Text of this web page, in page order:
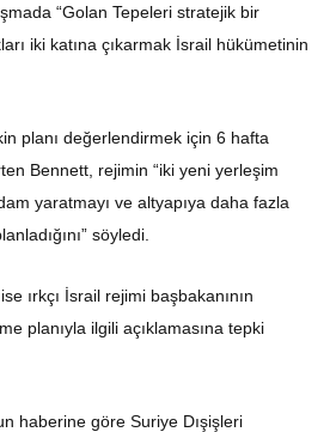
“Golan Tepeleri stratejik bir
iki katına çıkarmak İsrail hükümetinin
planı değerlendirmek için 6 hafta
Bennett, rejimin “iki yeni yerleşim
yaratmayı ve altyapıya daha fazla
söyledi.
ırkçı İsrail rejimi başbakanının
planıyla ilgili açıklamasına tepki
haberine göre Suriye Dışişleri